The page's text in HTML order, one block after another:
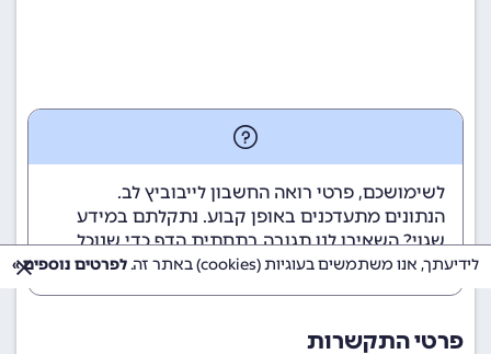
לשימושכם, פרטי רואה החשבון לייבוביץ לב.
הנתונים מתעדכנים באופן קבוע. נתקלתם במידע
שגוי? השאירו לנו תגובה בתחתית הדף כדי שנוכל
לטפל בבעיה בהקדם.
פרטי התקשרות
לידיעתך, אנו משתמשים בעוגיות (cookies) באתר זה. לפרטים נוספים »